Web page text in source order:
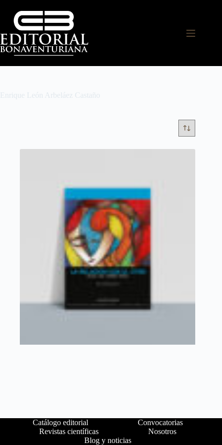
Enrique León Arbeláez Castaño
Catálogo editorial
Convocatorias
Revistas científicas
Nosotros
Blog y noticias